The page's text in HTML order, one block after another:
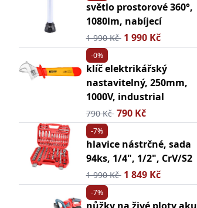
světlo prostorové 360°,
1080lm, nabíjecí
1 990 Kč 1 990 Kč
-0%
klíč elektrikářský
nastavitelný, 250mm,
1000V, industrial
790 Kč 790 Kč
-7%
hlavice nástrčné, sada
94ks, 1/4", 1/2", CrV/S2
1 990 Kč 1 849 Kč
-7%